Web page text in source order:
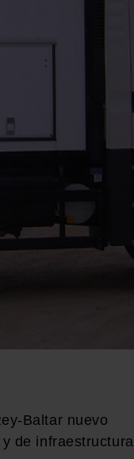
Baltar nuevo
de